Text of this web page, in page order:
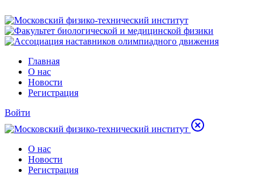
Главная
О нас
Новости
Регистрация
Войти
О нас
Новости
Регистрация